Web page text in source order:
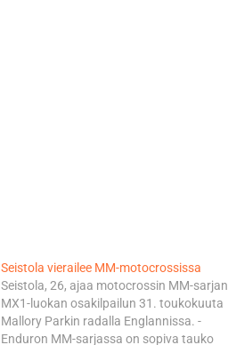
Seistola vierailee MM-motocrossissa
Seistola, 26, ajaa motocrossin MM-sarjan
MX1-luokan osakilpailun 31. toukokuuta
Mallory Parkin radalla Englannissa. -
Enduron MM-sarjassa on sopiva tauko